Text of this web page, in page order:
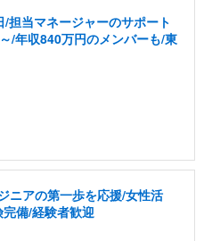
担当マネージャーのサポート
/年収840万円のメンバーも/東
ニアの第一歩を応援/女性活
備/経験者歓迎